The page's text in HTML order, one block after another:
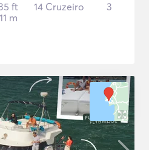
ft
11 m
14 Cruzeiro 3